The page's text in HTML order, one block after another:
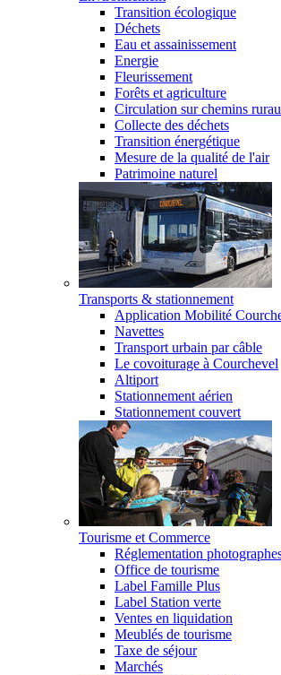
Transition écologique
Déchets
Eau et assainissement
Energie
Fleurissement
Forêts et agriculture
Circulation sur chemins
Collecte des déchets
Transition énergétique
Mesure de la qualité de l'air
Patrimoine naturel
Transports & stationnement
Application Mobilité
Navettes
Transport urbain par câble
Le covoiturage à Courchevel
Altiport
Stationnement aérien
Stationnement couvert
Tourisme et Commerce
Réglementation
Office de tourisme
Label Famille Plus
Label Station verte
Ventes en liquidation
Meublés de tourisme
Taxe de séjour
Marchés